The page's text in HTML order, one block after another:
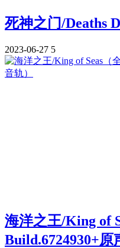
死神之门/Deaths
2023-06-27 5
海洋之王/King of
Build.6724930+原